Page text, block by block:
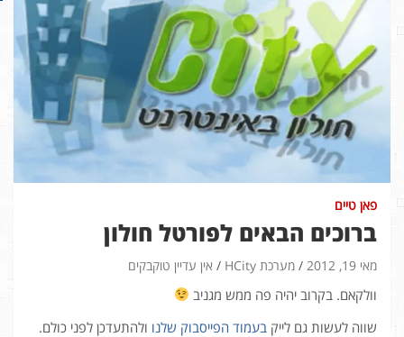
פאן טיים
ברוכים הבאים לפורטל חולון
מאי 19, 2012 מערכת HCity אין עדיין טוקבקים
וולקאם. בקרוב יהיה פה ממש מגניב
שווה לעשות גם לייק בעמוד הפייסבוק שלנו ולהתעדכן לפני כולם.